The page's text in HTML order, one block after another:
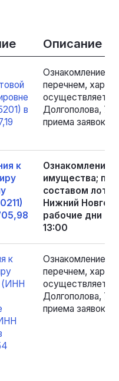
Описание
в
Ознакомление
перечнем,
Долгополова,
приема заявок,
к
Ознакомление
имущества;
составом
Нижний
рабочие дни
13:00
к
(ИНН
Ознакомление
перечнем,
Долгополова,
приема заявок,